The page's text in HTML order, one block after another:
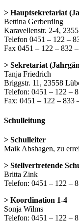
> Hauptsekretariat
Bettina Gerberding
Karavellenstr. 2-4,
Telefon 0451 – 122 –
Fax 0451 – 122 – 832
> Sekretariat
Tanja Friedrich
Briggstr. 11, 23558
Telefon: 0451 – 122 –
Fax: 0451 – 122 – 833
Schulleitung
> Schulleiter
Maik Abshagen, zu
> Stellvertretende
Britta Zink
Telefon: 0451 – 122 –
> Koordination 1-4
Sonja Wilms
Telefon: 0451 – 122 –